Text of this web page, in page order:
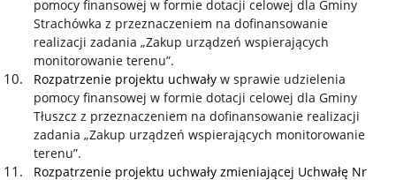
pomocy finansowej w formie dotacji celowej dla Gminy
Strachówka z przeznaczeniem na dofinansowanie
realizacji zadania „Zakup urządzeń wspierających
monitorowanie terenu”.
Rozpatrzenie projektu uchwały w sprawie udzielenia
pomocy finansowej w formie dotacji celowej dla Gminy
Tłuszcz z przeznaczeniem na dofinansowanie realizacji
zadania „Zakup urządzeń wspierających monitorowanie
terenu”.
Rozpatrzenie projektu uchwały zmieniającej Uchwałę Nr